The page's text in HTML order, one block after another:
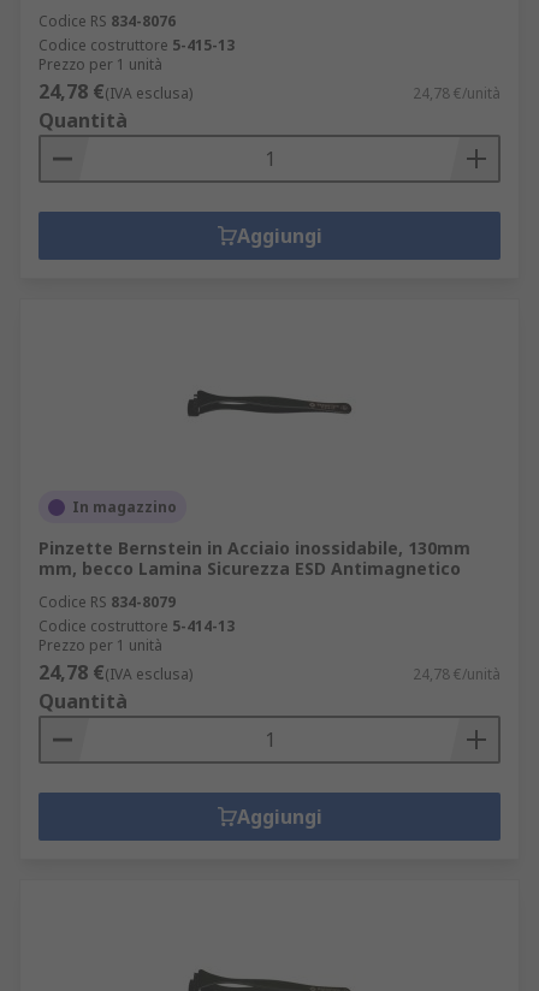
Codice RS 834-8076
Codice costruttore 5-415-13
Prezzo per 1 unità
24,78 €(IVA esclusa) 24,78 €/unità
Quantità
Aggiungi
In magazzino
Pinzette Bernstein in Acciaio inossidabile, 130mm
mm, becco Lamina Sicurezza ESD Antimagnetico
Codice RS 834-8079
Codice costruttore 5-414-13
Prezzo per 1 unità
24,78 €(IVA esclusa) 24,78 €/unità
Quantità
Aggiungi